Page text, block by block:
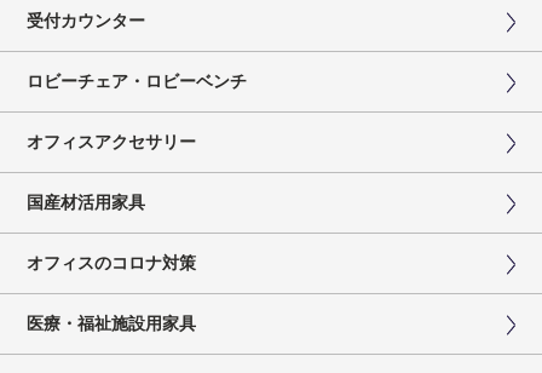
受付カウンター
ロビーチェア・ロビーベンチ
オフィスアクセサリー
国産材活用家具
オフィスのコロナ対策
医療・福祉施設用家具